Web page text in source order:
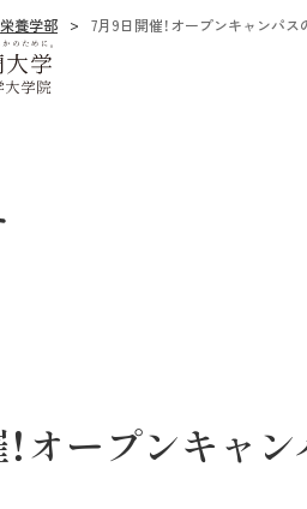
栄養学部 7月9日開催！オープンキャンパス
オープンキャ